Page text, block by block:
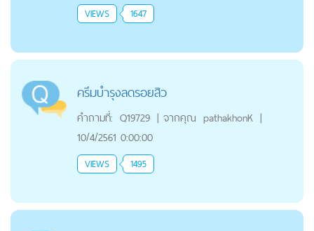
VIEWS 1647
ครีมบำรุงลดรอยสิว
คำถามที่: Q19729 | จากคุณ pathakhonK |
10/4/2561 0:00:00
VIEWS 1495